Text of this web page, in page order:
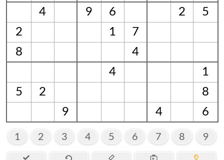
4
9 6 2
5
2
1
7
8
4
4
1
5
2
8
9
4 6
1 2 3 4 5 6 7 8 9